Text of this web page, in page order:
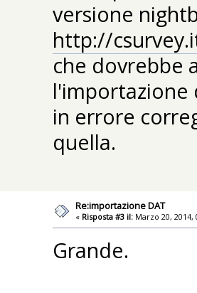
versione
http://
che dovrebbe
l'importazione
in errore
quella.
Re:importazione DAT
« Risposta #3 il: Marzo 20, 2014,
Grande.